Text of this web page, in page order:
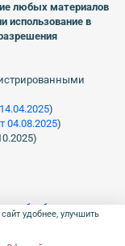
любых материалов
использование в
)
04.08.2025)
обработку
23-150255, Приказ
удобнее, улучшить